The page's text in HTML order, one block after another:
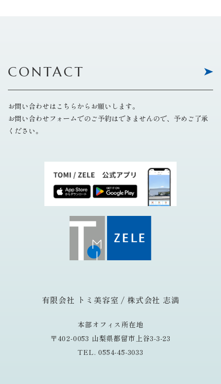
CONTACT
お問い合わせはこちらからお願いします。
お問い合わせフォームでのご予約はできませんので、予めご了承
ください。
有限会社 トミ美容室 / 株式会社 志満
本部オフィス所在地
〒402-0053 山梨県都留市上谷3-3-23
TEL. 0554-45-3033